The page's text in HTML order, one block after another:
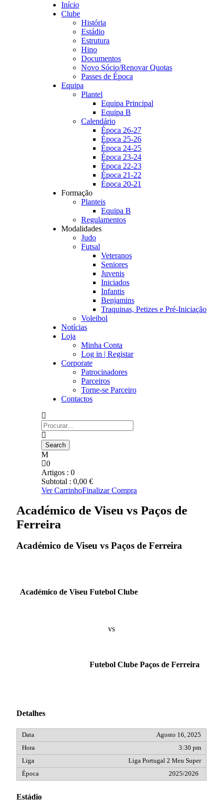
Início
Clube
História
Estádio
Estrutura
Hino
Documentos
Novo Sócio/Renovar Quotas
Passes de Época
Equipa
Plantel
Equipa Principal
Equipa B
Calendário
Época 26-27
Época 25-26
Época 24-25
Época 23-24
Época 22-23
Época 21-22
Época 20-21
Formação
Planteis
Equipa B
Regulamentos
Modalidades
Judo
Futsal
Veteranos
Seniores
Juvenis
Iniciados
Infantis
Benjamins
Traquinas, Petizes e Pré-Iniciação
Voleibol
Notícias
Loja
Minha Conta
Log in | Registar
Corporate
Patrocinadores
Parceiros
Torne-se Parceiro
Contactos
0
Artigos : 0
Subtotal : 0,00 €
Ver CarrinhoFinalizar Compra
Académico de Viseu vs Paços de
Ferreira
Académico de Viseu vs Paços de Ferreira
Académico de Viseu Futebol Clube
vs
Futebol Clube Paços de Ferreira
Detalhes
Agosto 16, 2025
3:30 pm
Liga Portugal 2 Meu Super
2025/2026
Estádio